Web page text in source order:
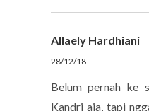
Allaely Hardhiani
28/12/18
Belum pernah ke
Kandri aja, tapi